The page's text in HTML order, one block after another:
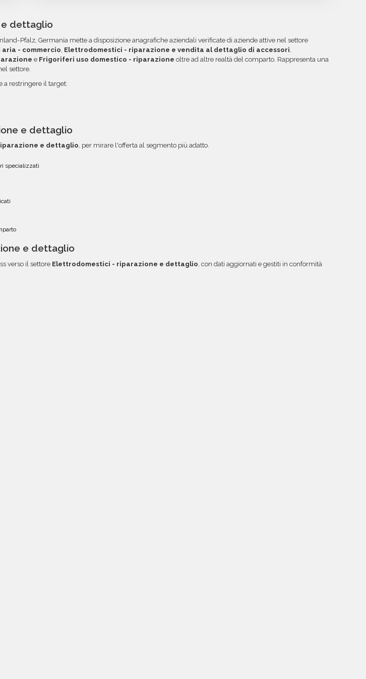
acquisti voluminosi, è possibile acquistare crediti da utilizzare su più
opzione.
e dettaglio
Pfalz, Germania mette a disposizione anagrafiche aziendali verificate di aziende attive nel settore
- commercio Elettrodomestici - riparazione e vendita al dettaglio di accessori
e Frigoriferi uso domestico - riparazione oltre ad altre realtà del comparto. Rappresenta una
settore.
a restringere il target:
e dettaglio
e dettaglio, per mirare l'offerta al segmento più adatto.
specializzati
e dettaglio
verso il settore Elettrodomestici - riparazione e dettaglio , con dati aggiornati e gestiti in conformità